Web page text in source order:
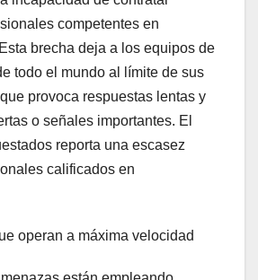
competentes en
brecha deja a los equipos de
todo el mundo al límite de sus
provoca respuestas lentas y
o señales importantes. El
reporta una escasez
calificados en
operan a máxima velocidad